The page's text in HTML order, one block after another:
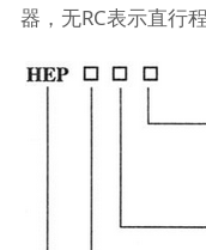
器，无RC表示直行